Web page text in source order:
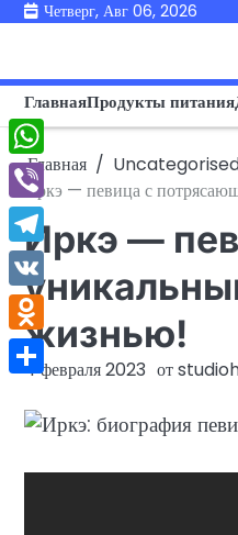
ПерейтиЧетверг, Авг 06, 2026
ГлавнаяПродукты питания
Главная
Иркэ — певица с
Иркэ —
жизнью!
4 февраля 2023 от
WhatsApp
Viber
Telegram
VK
Odnoklassniki